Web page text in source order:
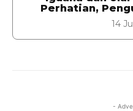
Perhatian,
14
-